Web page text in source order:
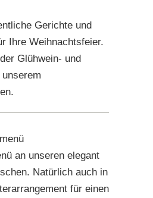
Gerichte und
Ihre Weihnachtsfeier.
Glühwein- und
an unseren elegant
Natürlich auch in
für einen